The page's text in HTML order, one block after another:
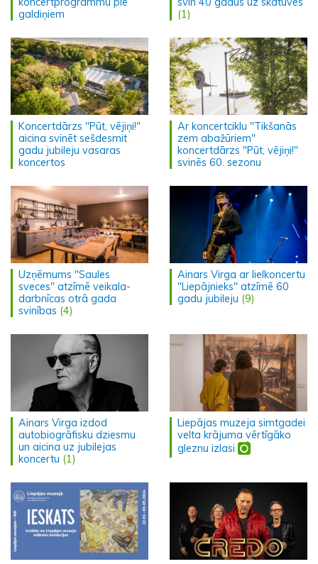
galdiņiem
(1)
Koncertdārzs "Pūt, vējiņi!"
aicina svinēt sešdesmit
gadu jubileju vasaras
koncertos
Ar koncertciklu "Tikšanās
zem abažūriem"
koncertdārzs "Pūt, vējiņi!"
svinēs 60. sezonu
Uzņēmums "Saules
sveces" atzīmē veikala-
darbnīcas otrā gada
svinības (4)
Ainars Virga ar lielkoncertu
"Liepājnieks" atzīmē 60
gadu jubileju (9)
Ainars Virga izdod
autobiogrāfisku dziesmu
un aicina uz jubilejas
koncertu (1)
Liepājas muzeja simtgadei
velta krājuma vērtīgāko
gleznu izlasi